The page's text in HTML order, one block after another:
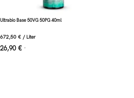
Ultrabio Base 50VG 50PG 40ml
672,50 € / Liter
26,90 € *